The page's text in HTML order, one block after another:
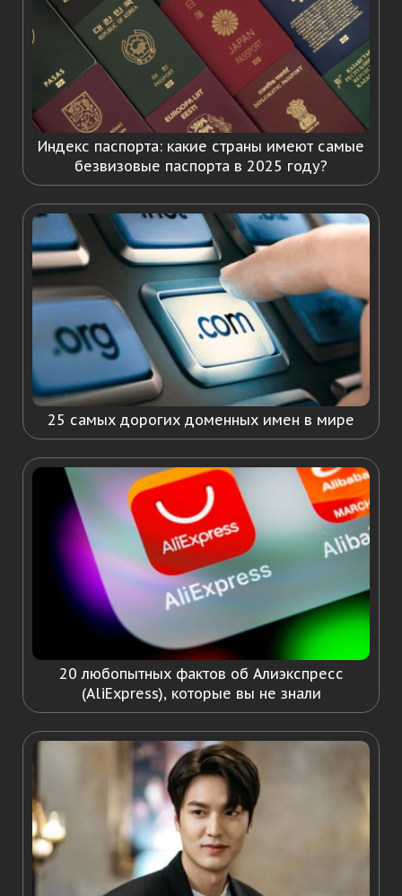
Индекс паспорта: какие страны имеют самые
безвизовые паспорта в 2025 году?
25 самых дорогих доменных имен в мире
20 любопытных фактов об Алиэкспресс
(AliExpress), которые вы не знали